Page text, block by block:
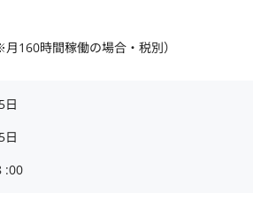
160時間稼働の場合・税別）
日
日
:00